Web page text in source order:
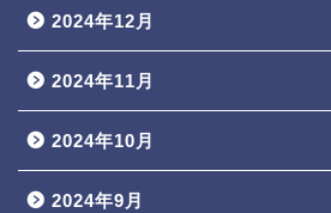
2024年12月
2024年11月
2024年10月
2024年9月